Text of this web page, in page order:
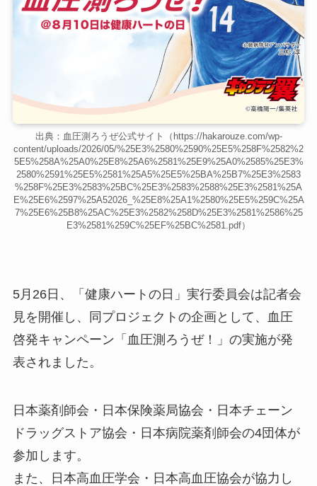
出典：血圧測ろうぜ公式サイト（https://hakarouze.com/wp-
content/uploads/2026/05/%25E3%2580%2590%25E5%258F%2582%2
5E5%258A%25A0%25E8%25A6%2581%25E9%25A0%2585%25E3%
2580%2591%25E5%2581%25A5%25E5%25BA%25B7%25E3%2583
%258F%25E3%2583%25BC%25E3%2583%2588%25E3%2581%25A
E%25E6%2597%25A52026_%25E8%25A1%2580%25E5%259C%25A
7%25E6%25B8%25AC%25E3%2582%258D%25E3%2581%2586%25
E3%2581%259C%25EF%25BC%2581.pdf）
5月26日、「健康ハートの日」実行委員会は記者会
見を開催し、同プロジェクトの企画として、血圧
啓発キャンペーン「血圧測ろうぜ！」の実施が発
表されました。
日本薬剤師会・日本保険薬局協会・日本チェーン
ドラッグストア協会・日本病院薬剤師会の4団体が
参加します。
また、日本高血圧学会・日本高血圧協会が協力し